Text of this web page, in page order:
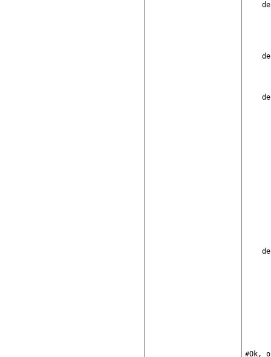
#Ok,